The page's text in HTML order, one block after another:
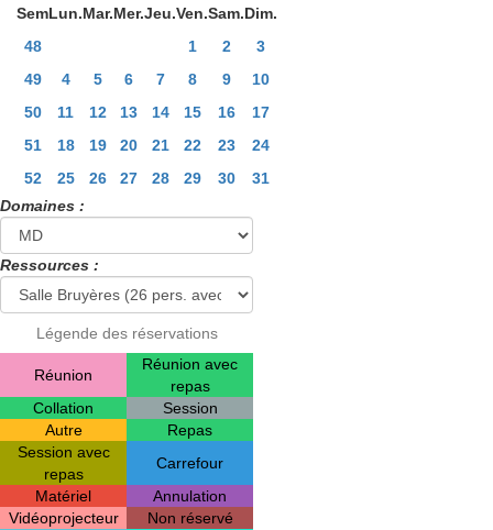
SemLun.Mar.Mer.Jeu.Ven.Sam.Dim.
48
1 2
3
49
4 5 6 7 8 9
10
50
11 12 13 14 15 16
17
51
18 19 20 21 22 23
24
52
25 26 27 28 29 30
31
Domaines :
Ressources :
Légende des réservations
Réunion
Réunion avec
repas
Collation
Session
Autre
Repas
Session avec
repas
Carrefour
Matériel
Annulation
Vidéoprojecteur
Non réservé